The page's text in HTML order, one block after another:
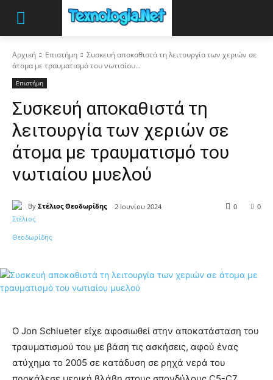
Αρχική Επιστήμη
Συσκευή αποκαθιστά τη λειτουργία των χεριών σε
άτομα με τραυματισμό του νωτιαίου...
Επιστήμη
Συσκευή αποκαθιστά τη
λειτουργία των χεριών σε
άτομα με τραυματισμό του
νωτιαίου μυελού
By Στέλιος Θεοδωρίδης 2 Ιουνίου 2024 0
0
Ο Jon Schlueter είχε αφοσιωθεί στην αποκατάσταση του
τραυματισμού του με βάση τις ασκήσεις, αφού ένας
ατύχημα το 2005 σε κατάδυση σε ρηχά νερά του